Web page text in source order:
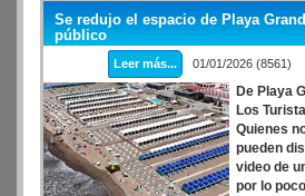
reducción de operaciones y fuertes ajustes
impactaron en la industria, el comercio y
Se redujo el espacio de Playa
público
Leer más... 01/01/2026
De Playa
Los
Quienes
pueden
video de
por lo